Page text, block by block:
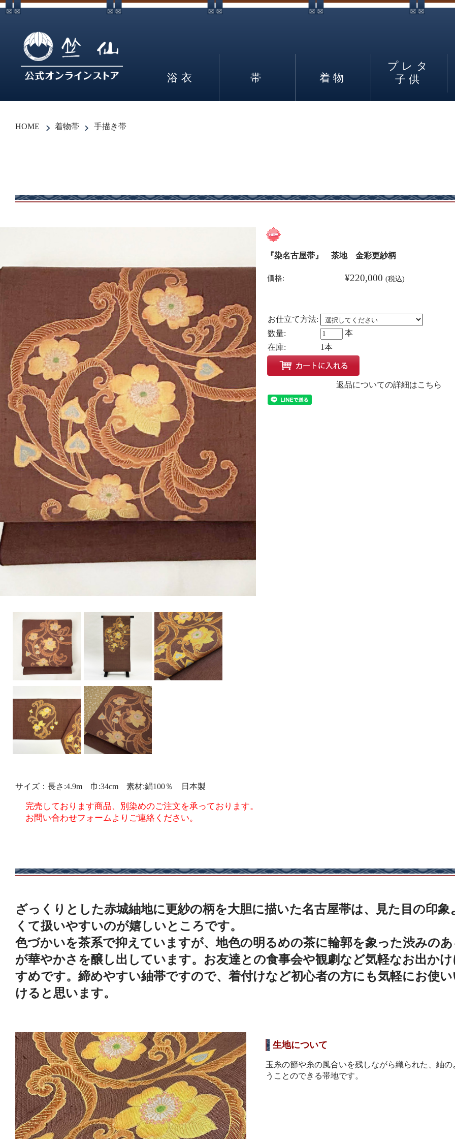
浴衣 帯 着物
プレタ
子供
HOME 着物帯 手描き帯
『染名古屋帯』 茶地 金彩更紗柄
価格: ¥220,000 (税込)
お仕立て方法:
数量:
本
在庫:
1本
返品についての詳細はこちら
サイズ：長さ:4.9m 巾:34cm 素材:絹100％ 日本製
完売しております商品、別染めのご注文を承っております。
お問い合わせフォームよりご連絡ください。
ざっくりとした赤城紬地に更紗の柄を大胆に描いた名古屋帯は、見た目の印象
くて扱いやすいのが嬉しいところです。
色づかいを茶系で抑えていますが、地色の明るめの茶に輪郭を象った渋みの
が華やかさを醸し出しています。お友達との食事会や観劇など気軽なお出か
すめです。締めやすい紬帯ですので、着付けなど初心者の方にも気軽にお使
けると思います。
生地について
玉糸の節や糸の風合いを残しながら織られた、紬の
うことのできる帯地です。